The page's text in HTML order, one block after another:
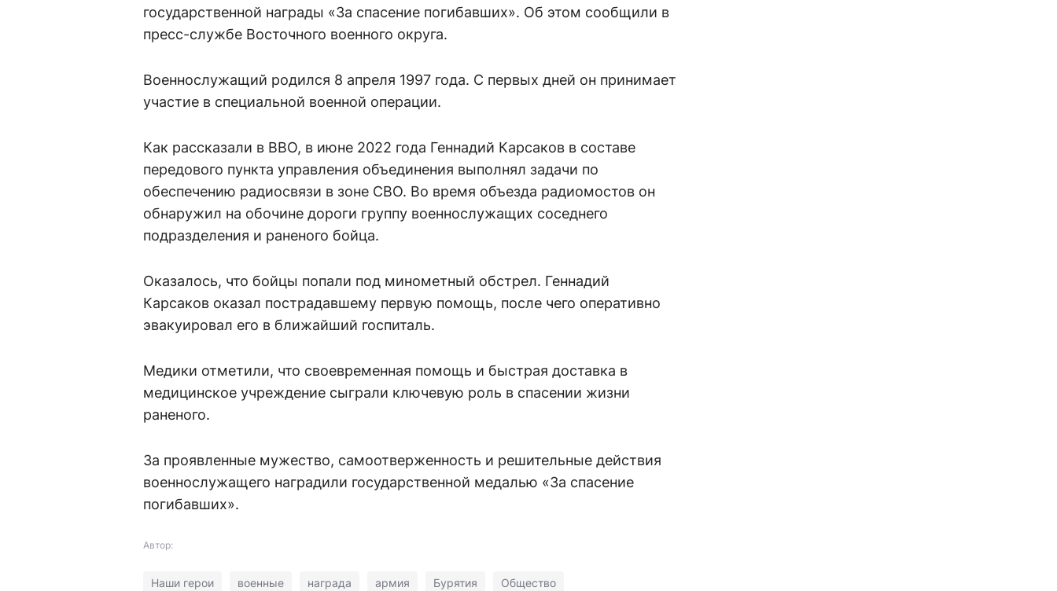
государственной награды «За спасение погибавших». Об этом сообщили в
пресс-службе Восточного военного округа.
Военнослужащий родился 8 апреля 1997 года. С первых дней он принимает
участие в специальной военной операции.
Как рассказали в ВВО, в июне 2022 года Геннадий Карсаков в составе
передового пункта управления объединения выполнял задачи по
обеспечению радиосвязи в зоне СВО. Во время объезда радиомостов он
обнаружил на обочине дороги группу военнослужащих соседнего
подразделения и раненого бойца.
Оказалось, что бойцы попали под минометный обстрел. Геннадий
Карсаков оказал пострадавшему первую помощь, после чего оперативно
эвакуировал его в ближайший госпиталь.
Медики отметили, что своевременная помощь и быстрая доставка в
медицинское учреждение сыграли ключевую роль в спасении жизни
раненого.
За проявленные мужество, самоотверженность и решительные действия
военнослужащего наградили государственной медалью «За спасение
погибавших».
Автор:
Наши герои военные награда армия Бурятия Общество